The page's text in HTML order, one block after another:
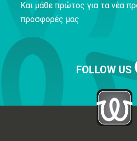
Και μάθε πρώτος για τα νέα
προσφορές μας
FOLLOW US